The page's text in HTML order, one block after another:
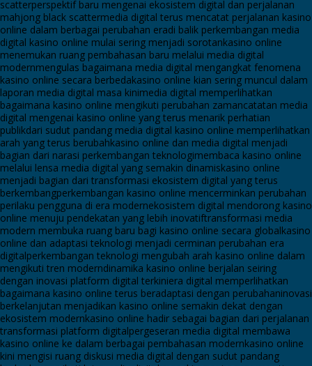
scatterperspektif baru mengenai ekosistem digital dan perjalanan
mahjong black scattermedia digital terus mencatat perjalanan kasino
online dalam berbagai perubahan eradi balik perkembangan media
digital kasino online mulai sering menjadi sorotankasino online
menemukan ruang pembahasan baru melalui media digital
modernmengulas bagaimana media digital mengangkat fenomena
kasino online secara berbedakasino online kian sering muncul dalam
laporan media digital masa kinimedia digital memperlihatkan
bagaimana kasino online mengikuti perubahan zamancatatan media
digital mengenai kasino online yang terus menarik perhatian
publikdari sudut pandang media digital kasino online memperlihatkan
arah yang terus berubahkasino online dan media digital menjadi
bagian dari narasi perkembangan teknologimembaca kasino online
melalui lensa media digital yang semakin dinamiskasino online
menjadi bagian dari transformasi ekosistem digital yang terus
berkembangperkembangan kasino online mencerminkan perubahan
perilaku pengguna di era modernekosistem digital mendorong kasino
online menuju pendekatan yang lebih inovatiftransformasi media
modern membuka ruang baru bagi kasino online secara globalkasino
online dan adaptasi teknologi menjadi cerminan perubahan era
digitalperkembangan teknologi mengubah arah kasino online dalam
mengikuti tren moderndinamika kasino online berjalan seiring
dengan inovasi platform digital terkiniera digital memperlihatkan
bagaimana kasino online terus beradaptasi dengan perubahaninovasi
berkelanjutan menjadikan kasino online semakin dekat dengan
ekosistem modernkasino online hadir sebagai bagian dari perjalanan
transformasi platform digitalpergeseran media digital membawa
kasino online ke dalam berbagai pembahasan modernkasino online
kini mengisi ruang diskusi media digital dengan sudut pandang